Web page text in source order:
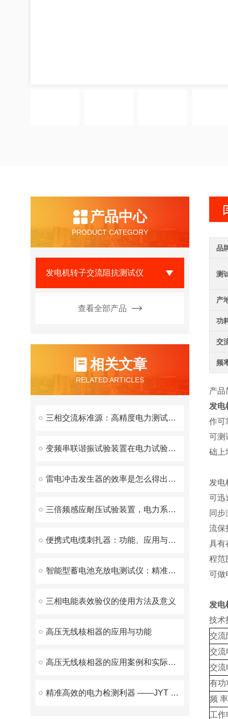
产品中心
PRODUCT CATEGORY
发电机转子交流阻抗测试仪
查看全部产品
相关文章
RELATED ARTICLES
三相交流标准源：高精度电力测试的核心利器
变频串联谐振试验装置在电力试验中有什么优势呢？
雷电冲击发生器的效率是怎么得出的？
三倍频感应耐压试验装置，电力系统测试的重要工具
便携式电缆刺扎器：功能、应用与优势
智能型蓄电池充放电测试仪：精准检测与高效维护的革新工具
三相电能表效验仪的使用方法及意义
高压无线核相器的应用与功能
高压无线核相器的应用案例和实际效果
精准高效的电力检测利器 ——JYT 变压器变比测试仪优势解析
品
测
产
功
交
频
产品
发电
作可
可测
础上
发电
可迅
同
流保
具有
程范
可做
发电
技术
交流
交流
交流
有功
频 率
工作